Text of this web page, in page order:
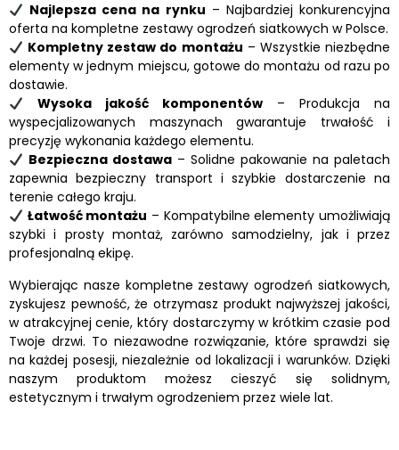
Najlepsza cena na rynku – Najbardziej konkurencyjna
oferta na kompletne zestawy ogrodzeń siatkowych w Polsce.
Kompletny zestaw do montażu – Wszystkie niezbędne
elementy w jednym miejscu, gotowe do montażu od razu po
dostawie.
Wysoka jakość komponentów– Produkcja na
wyspecjalizowanych maszynach gwarantuje trwałość i
precyzję wykonania każdego elementu.
Bezpieczna dostawa– Solidne pakowanie na paletach
zapewnia bezpieczny transport i szybkie dostarczenie na
terenie całego kraju.
Łatwość montażu – Kompatybilne elementy umożliwiają
szybki i prosty montaż, zarówno samodzielny, jak i przez
profesjonalną ekipę.
Wybierając nasze kompletne zestawy ogrodzeń siatkowych,
zyskujesz pewność, że otrzymasz produkt najwyższej jakości,
w atrakcyjnej cenie, który dostarczymy w krótkim czasie pod
Twoje drzwi. To niezawodne rozwiązanie, które sprawdzi się
na każdej posesji, niezależnie od lokalizacji i warunków. Dzięki
naszym produktom możesz cieszyć się solidnym,
estetycznym i trwałym ogrodzeniem przez wiele lat.